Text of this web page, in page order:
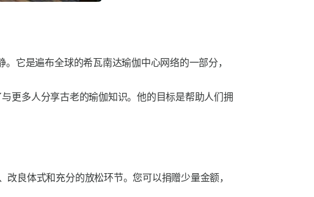
它是遍布全球的希瓦南达瑜伽中心网络的一部分，
更多人分享古老的瑜伽知识。他的目标是帮助人们拥
良体式和充分的放松环节。您可以捐赠少量金额，